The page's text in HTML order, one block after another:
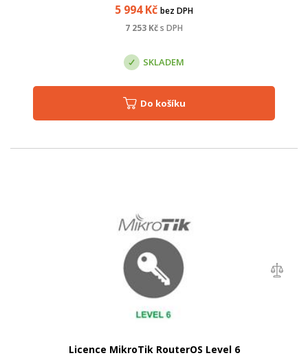
5 994Kč bez DPH
7 253 Kčs DPH
SKLADEM
Do košíku
Licence MikroTik RouterOS Level 6